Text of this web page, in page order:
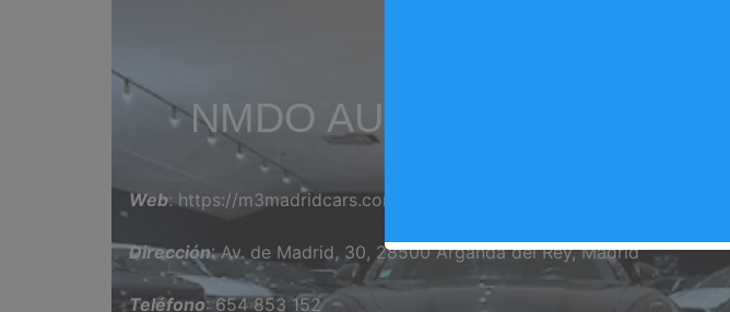
NMDO AUTOMOBILES SL
Web: https://m3madridcars.com/
Dirección: Av. de Madrid, 30, 28500 Arganda del Rey, Madrid
Teléfono: 654 853 152